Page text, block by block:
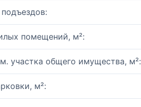
помещений, м²:
участка общего имущества, м²:
м²: